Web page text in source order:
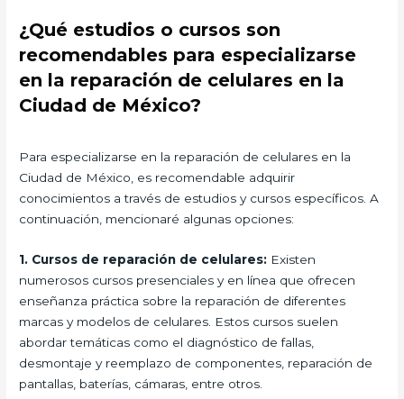
¿Qué estudios o cursos son
recomendables para especializarse
en la reparación de celulares en la
Ciudad de México?
Para especializarse en la reparación de celulares en la
Ciudad de México, es recomendable adquirir
conocimientos a través de estudios y cursos específicos. A
continuación, mencionaré algunas opciones:
1. Cursos de reparación de celulares: Existen
numerosos cursos presenciales y en línea que ofrecen
enseñanza práctica sobre la reparación de diferentes
marcas y modelos de celulares. Estos cursos suelen
abordar temáticas como el diagnóstico de fallas,
desmontaje y reemplazo de componentes, reparación de
pantallas, baterías, cámaras, entre otros.